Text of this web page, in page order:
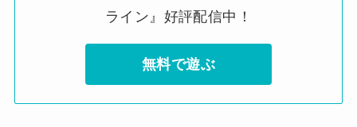
ライン』好評配信中！
無料で遊ぶ